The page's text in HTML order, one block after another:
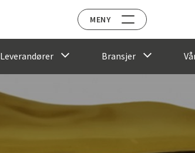
MENY
Leverandører Bransjer